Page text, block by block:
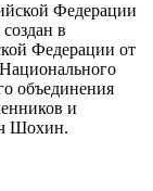
Федерации
в
Федерации от
объединения
и
Шохин.